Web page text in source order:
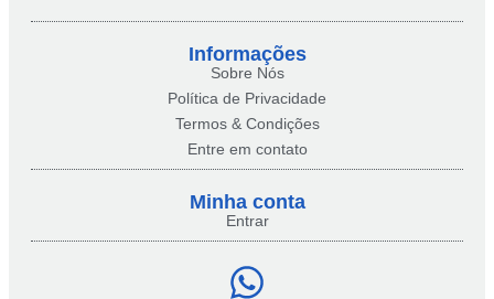
Informações
Sobre Nós
Política de Privacidade
Termos & Condições
Entre em contato
Minha conta​
Entrar